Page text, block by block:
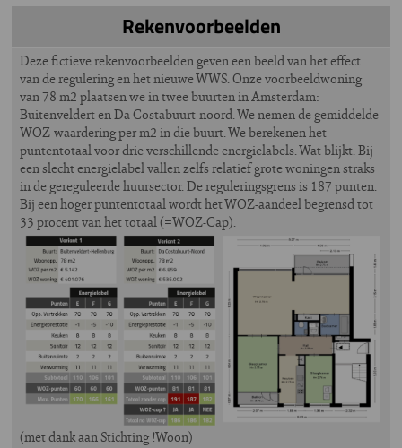
Rekenvoorbeelden
Deze fictieve rekenvoorbeelden geven een beeld van het effect
van de regulering en het nieuwe WWS. Onze voorbeeldwoning
van 78 m2 plaatsen we in twee buurten in Amsterdam:
Buitenveldert en Da Costabuurt-noord. We nemen de gemiddelde
WOZ-waardering per m2 in die buurt. We berekenen het
puntentotaal voor drie verschillende energielabels. Wat blijkt. Bij
een slecht energielabel vallen zelfs relatief grote woningen straks
in de gereguleerde huursector. De reguleringsgrens is 187 punten.
Bij een hoger puntentotaal wordt het WOZ-aandeel begrensd tot
33 procent van het totaal (=WOZ-Cap).
Image
(met dank aan Stichting !Woon)